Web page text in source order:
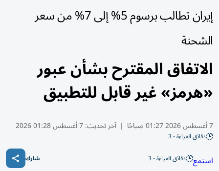
إيران تطالب برسوم 5% إلى 7% من سعر
الشحنة
الاتفاق المقترح بشأن عبور
«هرمز» غير قابل للتطبيق
7 أغسطس 2026 01:27 صباحًا | آخر تحديث:7 أغسطس 01:28 2026
دقائق القراءة - 3
استمع دقائق القراءة - 3 شارك